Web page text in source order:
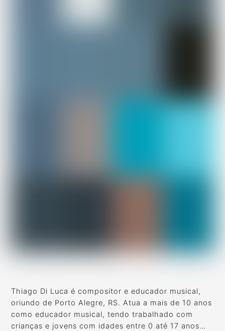
Thiago Di Luca é compositor e educador musical,
oriundo de Porto Alegre, RS. Atua a mais de 10 anos
como educador musical, tendo trabalhado com
crianças e jovens com idades entre 0 até 17 anos…